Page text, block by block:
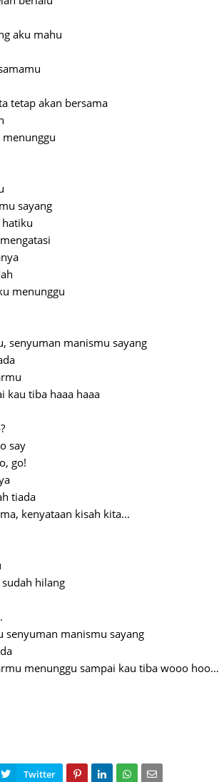
aku mahu
tetap akan bersama
menunggu
sayang
menunggu
senyuman manismu sayang
kau tiba haaa haaa
say
go!
tiada
kenyataan kisah kita...
hilang
senyuman manismu sayang
menunggu sampai kau tiba wooo hoo…